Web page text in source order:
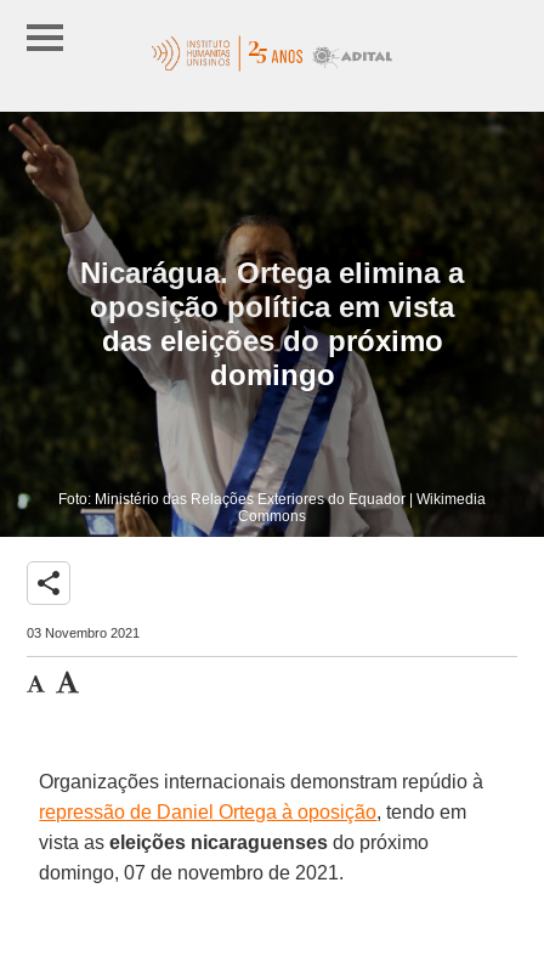
Nicarágua. Ortega elimina a
oposição política em vista
das eleições do próximo
domingo
Foto: Ministério das Relações Exteriores do Equador | Wikimedia
Commons
share
03 Novembro 2021
Organizações internacionais demonstram repúdio à
repressão de Daniel Ortega à oposição, tendo em
vista aseleições nicaraguenses do próximo
domingo, 07 de novembro de 2021.